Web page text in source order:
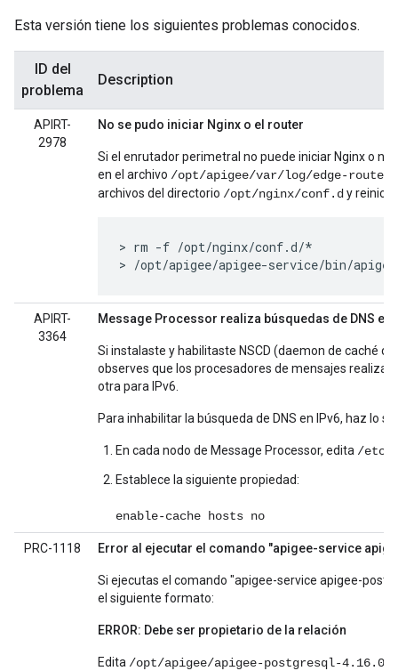
Esta versión tiene los siguientes problemas conocidos.
ID del
problema
Description
APIRT-
2978
No se pudo iniciar Nginx o el router
Si el enrutador perimetral no puede iniciar Nginx o
en el archivo /opt/apigee/var/log/edge-
archivos del directorio /opt/nginx/conf.d y
> rm -f /opt/nginx/conf.d/*
> /opt/apigee/apigee-service/bin/
APIRT-
3364
Message Processor realiza búsquedas de DNS en
Si instalaste y habilitaste NSCD (daemon de caché
observes que los procesadores de mensajes realizan
otra para IPv6.
Para inhabilitar la búsqueda de DNS en IPv6, haz lo
En cada nodo de Message Processor, edita /etc/
Establece la siguiente propiedad:
enable-cache hosts no
PRC-1118 Error al ejecutar el comando "apigee-service
Si ejecutas el comando "apigee-service apigee-
el siguiente formato:
ERROR: Debe ser propietario de la relación
Edita /opt/apigee/apigee-postgresql-